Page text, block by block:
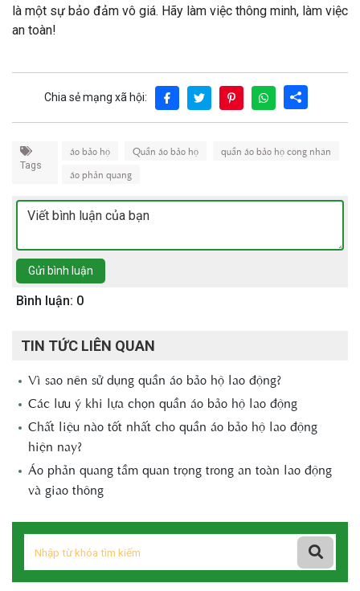
là một sự bảo đảm vô giá. Hãy làm việc thông minh, làm việc
an toàn!
Chia sẻ mạng xã hội:
Tags
áo bảo hộ Quần áo bảo hộ
quần áo bảo hộ công nhân
áo phản quang
Gửi bình luận
Bình luận: 0
TIN TỨC LIÊN QUAN
Vì sao nên sử dụng quần áo bảo hộ lao động?
Các lưu ý khi lựa chọn quần áo bảo hộ lao động
Chất liệu nào tốt nhất cho quần áo bảo hộ lao động
hiện nay?
Áo phản quang tầm quan trọng trong an toàn lao động
và giao thông